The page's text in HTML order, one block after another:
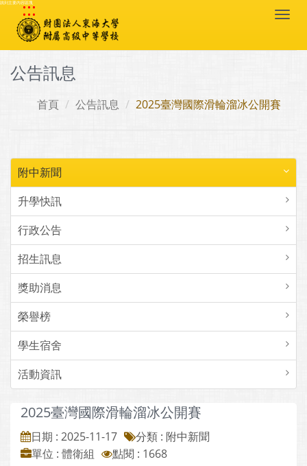
跳到主要內容區塊
:::
公告訊息
首頁 公告訊息 2025臺灣國際滑輪溜冰公開賽
附中新聞
升學快訊
行政公告
招生訊息
獎助消息
榮譽榜
學生宿舍
活動資訊
2025臺灣國際滑輪溜冰公開賽
日期 : 2025-11-17
分類 : 附中新聞
單位 : 體衛組
點閱 : 1668